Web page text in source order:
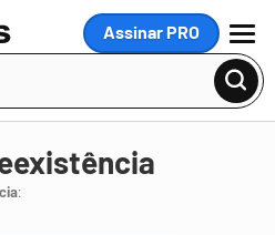
Assinar PRO
MENU
: